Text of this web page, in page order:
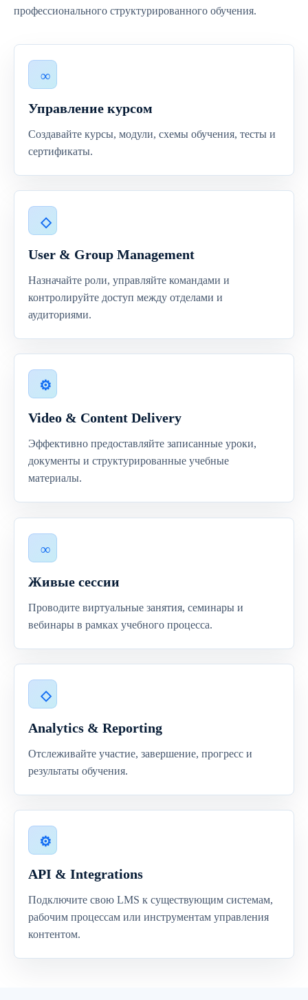
профессионального структурированного обучения.
Управление курсом
Создавайте курсы, модули, схемы обучения, тесты и
сертификаты.
User & Group Management
Назначайте роли, управляйте командами и
контролируйте доступ между отделами и
аудиториями.
Video & Content Delivery
Эффективно предоставляйте записанные уроки,
документы и структурированные учебные
материалы.
Живые сессии
Проводите виртуальные занятия, семинары и
вебинары в рамках учебного процесса.
Analytics & Reporting
Отслеживайте участие, завершение, прогресс и
результаты обучения.
API & Integrations
Подключите свою LMS к существующим системам,
рабочим процессам или инструментам управления
контентом.